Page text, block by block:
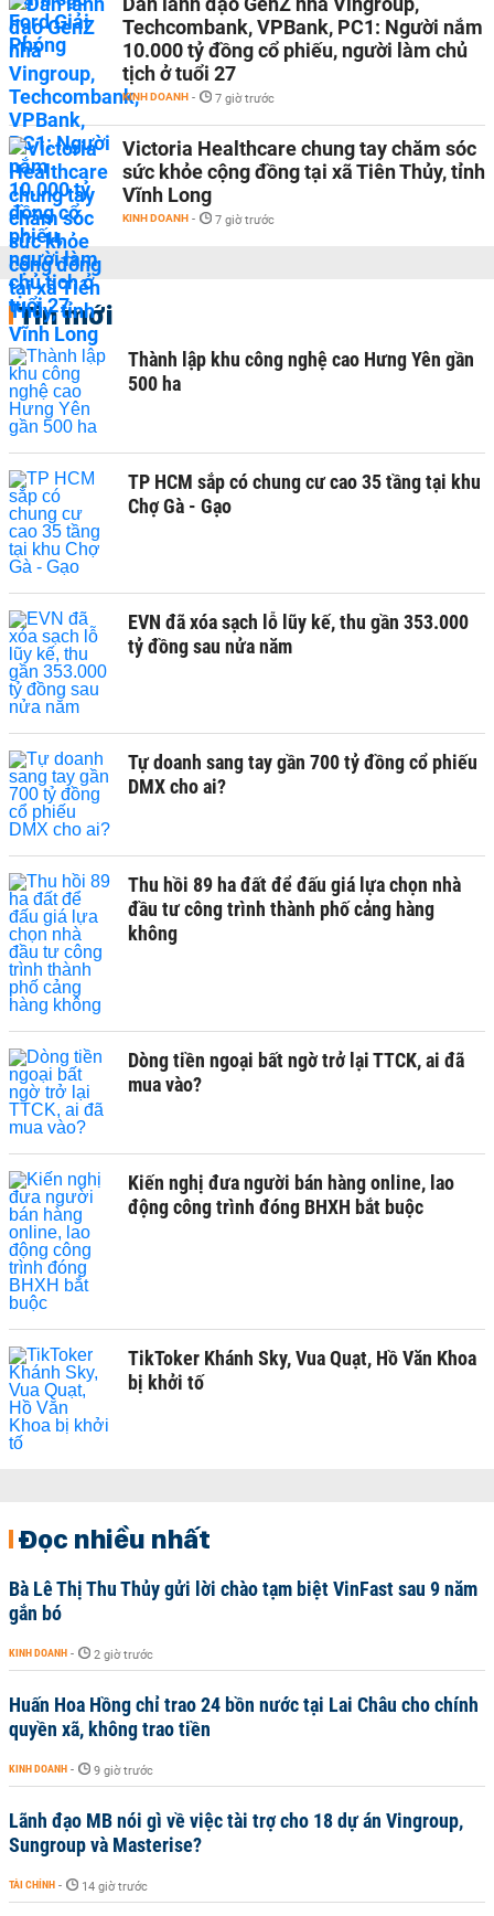
Techcombank, VPBank, PC1: Người nắm
10.000 tỷ đồng cổ phiếu, người làm chủ
tịch ở tuổi 27
KINH DOANH - 7 giờ trước
Victoria Healthcare chung tay chăm sóc
sức khỏe cộng đồng tại xã Tiên Thủy, tỉnh
Vĩnh Long
KINH DOANH - 7 giờ trước
Tin mới
Thành lập khu công nghệ cao Hưng Yên gần
500 ha
TP HCM sắp có chung cư cao 35 tầng tại khu
Chợ Gà - Gạo
EVN đã xóa sạch lỗ lũy kế, thu gần 353.000
tỷ đồng sau nửa năm
Tự doanh sang tay gần 700 tỷ đồng cổ phiếu
DMX cho ai?
Thu hồi 89 ha đất để đấu giá lựa chọn nhà
đầu tư công trình thành phố cảng hàng
không
Dòng tiền ngoại bất ngờ trở lại TTCK, ai đã
mua vào?
Kiến nghị đưa người bán hàng online, lao
động công trình đóng BHXH bắt buộc
TikToker Khánh Sky, Vua Quạt, Hồ Văn Khoa
bị khởi tố
Đọc nhiều nhất
Bà Lê Thị Thu Thủy gửi lời chào tạm biệt VinFast sau 9 năm
gắn bó
KINH DOANH - 2 giờ trước
Huấn Hoa Hồng chỉ trao 24 bồn nước tại Lai Châu cho chính
quyền xã, không trao tiền
KINH DOANH - 9 giờ trước
Lãnh đạo MB nói gì về việc tài trợ cho 18 dự án Vingroup,
Sungroup và Masterise?
TÀI CHÍNH - 14 giờ trước